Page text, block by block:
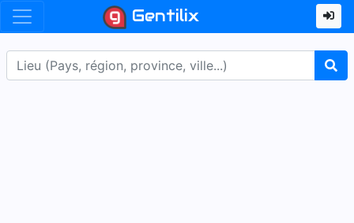
Gentilix